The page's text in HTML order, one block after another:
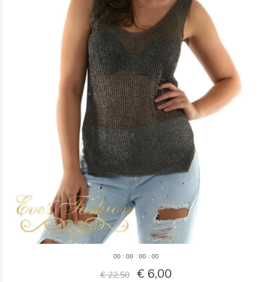
00 : 00 : 00 : 00
€ 22,50 € 6,00